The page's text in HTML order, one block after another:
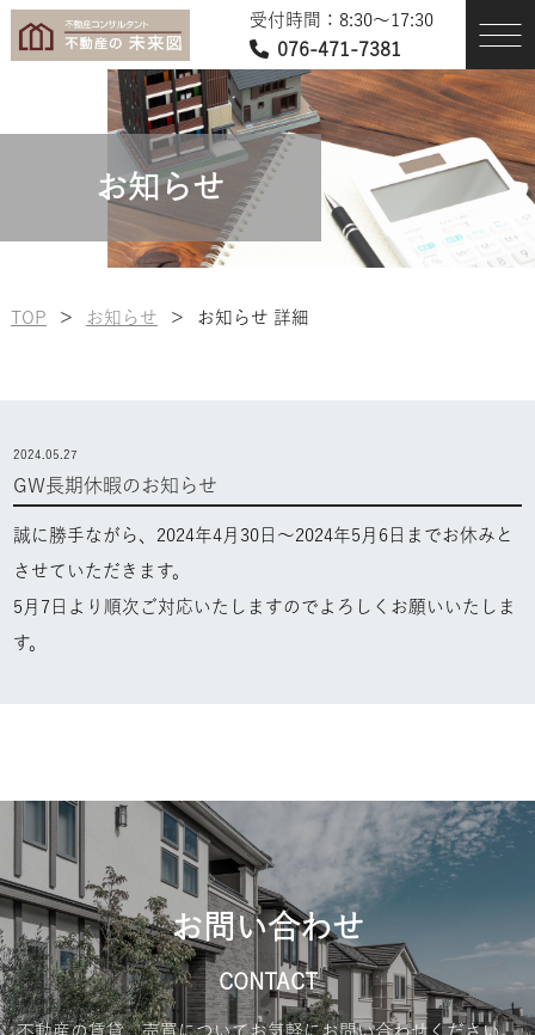
受付時間：8:30〜17:30
076-471-7381
お知らせ
TOP ＞ お知らせ ＞ お知らせ 詳細
2024.05.27
GW長期休暇のお知らせ
誠に勝手ながら、2024年4月30日〜2024年5月6日までお休みと
させていただきます。
5月7日より順次ご対応いたしますのでよろしくお願いいたしま
す。
お問い合わせ
CONTACT
不動産の賃貸、売買についてお気軽にお問い合わせください。